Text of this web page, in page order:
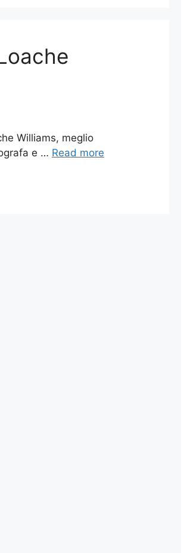
Williams, meglio
e … Read more